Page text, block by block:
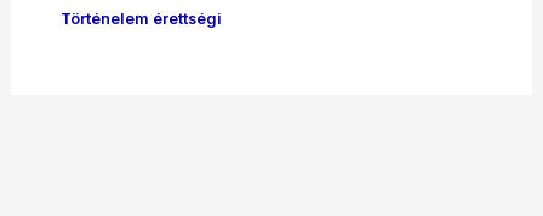
Történelem érettségi